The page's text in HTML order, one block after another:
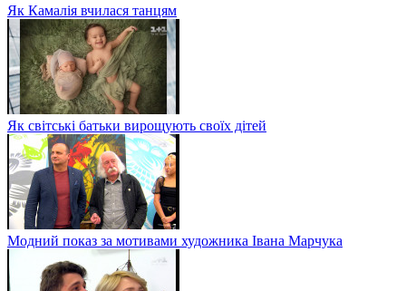
Як Камалія вчилася танцям
Як світські батьки вирощують своїх дітей
Модний показ за мотивами художника Івана Марчука